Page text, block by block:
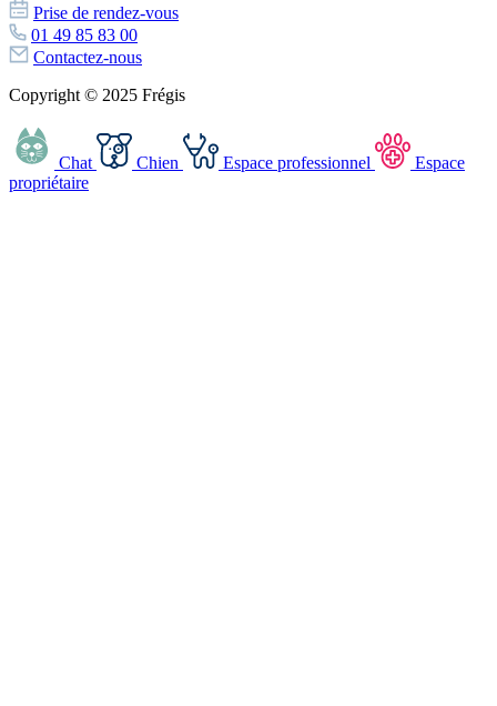
Prise de rendez-vous
01 49 85 83 00
Contactez-nous
Copyright © 2025 Frégis
Chat Chien Espace professionnel
Espace
propriétaire